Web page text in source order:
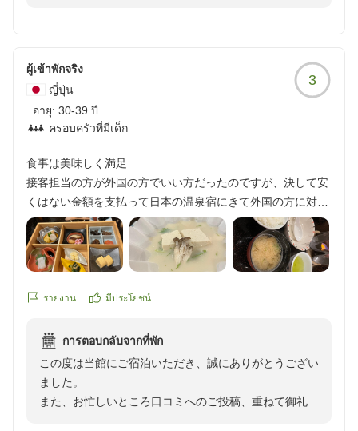
アイアイナ様に再びお目にかかれます日を、心よりお待
ち申し上げております。
他の画像やクチコミの詳細はこちらから
https://review.travel.rakuten.co.jp/hotel/voice/56951?
reviewId=33123478375510
このたびは、すべてにおいて高いご評価を賜り、大変光
栄に存じます。また、ご安心してご滞在いただけたご様
子を伺うことができ、安堵いたしました。
客室の雰囲気や接客、お食事、さらには配膳のタイミン
グに至るまで具体的にお褒めのお言葉を頂戴し、スタッ
フ一同大変ありがたく拝読いたしました。
また、色浴衣や下駄、お荷物のお預かりなどもご活用い
ただき、城崎のまち歩きをお楽しみいただけたご様子
に、何より嬉しく存じます。当館では城崎温泉でも随一
を目指し、豊富な種類の色浴衣をご用意しておりますの
となっておりましたら幸いでございます。
お部屋につきましては、当館ではベッドルームを除き喫
煙可能なお部屋となっております。壁には土壁や和紙な
どの自然素材を使用しており、臭いが残りにくいことに
ผู้เข้าพักจริง
ญี่ปุ่น
อายุ: 30-39 ปี
ครอบครัวที่มีเด็ก
3
食事は美味しく満足
接客担当の方が外国の方でいい方だったのですが、決して安
くはない金額を支払って日本の温泉宿にきて外国の方に対応
されるのは残念でした。
個人的な意見ですが、言葉もちゃんと伝わっていない時があ
りましたし、外国に行っているわけではないので、日本宿ま
した。
ごはんはとっても美味しかったです。
夕食・朝食ともにボリュームがあり大満足。
รายงาน มีประโยชน์
การตอบกลับจากที่พัก
この度は当館にご宿泊いただき、誠にありがとうござい
ました。
また、お忙しいところ口コミへのご投稿、重ねて御礼申